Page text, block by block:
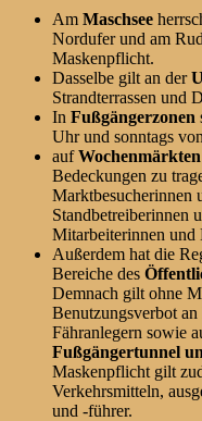
Am Maschsee
Nordufer und am
Maskenpflicht.
Dasselbe gilt an der
Strandterrassen und
In Fußgängerzonen
Uhr und sonntags
aufWochenmärkten
Bedeckungen zu
Marktbesucherinnen
Standbetreiberinnen
Mitarbeiterinnen und
Außerdem hat die
Bereiche des
Demnach gilt ohne
Benutzungsverbot
Fähranlegern sowie
Fußgängertunnel
Maskenpflicht gilt
Verkehrsmitteln,
und -führer.